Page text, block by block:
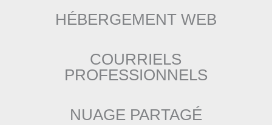
HÉBERGEMENT WEB
COURRIELS
PROFESSIONNELS
NUAGE PARTAGÉ